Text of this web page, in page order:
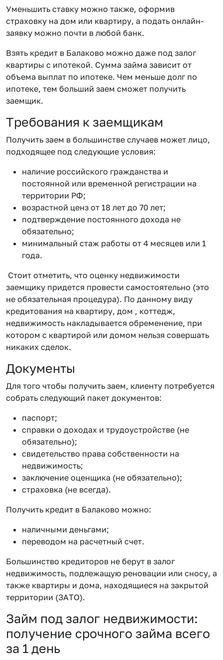
Уменьшить ставку можно также, оформив
страховку на дом или квартиру, а подать онлайн-
заявку можно почти в любой банк.
Взять кредит в Балаково можно даже под залог
квартиры с ипотекой. Сумма займа зависит от
объема выплат по ипотеке. Чем меньше долг по
ипотеке, тем больший заем сможет получить
заемщик.
Требования к заемщикам
Получить заем в большинстве случаев может лицо,
подходящее под следующие условия:
наличие российского гражданства и
постоянной или временной регистрации на
территории РФ;
возрастной ценз от 18 лет до 70 лет;
подтверждение постоянного дохода не
обязательно;
минимальный стаж работы от 4 месяцев или 1
года.
Стоит отметить, что оценку недвижимости
заемщику придется провести самостоятельно (это
не обязательная процедура). По данному виду
кредитования на квартиру, дом , коттедж,
недвижимость накладывается обременение, при
котором с квартирой или домом нельзя совершать
никаких сделок.
Документы
Для того чтобы получить заем, клиенту потребуется
собрать следующий пакет документов:
паспорт;
справки о доходах и трудоустройстве (не
обязательно);
свидетельство права собственности на
недвижимость;
заключение оценщика (не обязательно);
страховка (не всегда).
Получить кредит в Балаково можно:
наличными деньгами;
переводом на расчетный счет.
Большинство кредиторов не берут в залог
недвижимость, подлежащую реновации или сносу, а
также квартиры и дома, находящиеся на закрытой
территории (ЗАТО).
Займ под залог недвижимости:
получение срочного займа всего
за 1 день